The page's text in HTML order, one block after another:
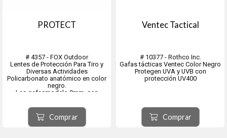
PROTECT
# 4357 - FOX Outdoor
Lentes de Protección Para Tiro y
Diversas Actividades
Policarbonato anatómico en color
negro.
Las gafasmodelo 9mm. son
actividades deportivas o incluso
en el campo de tiro.
Comprar
Ventec Tactical
# 10377 - Rothco Inc.
Gafas tácticas Ventec Color Negro
Protegen UVA y UVB con
protección UV400
un resistente lente
de policarbonato irrompible con
un revestimiento antiarañazos.
Comprar